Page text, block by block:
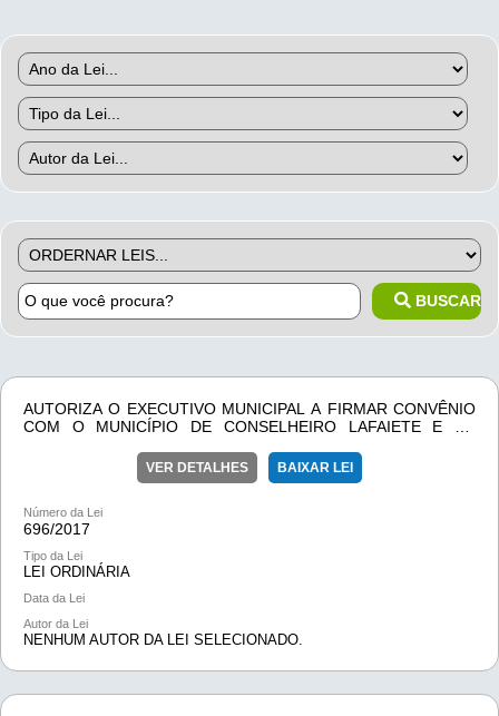
BUSCAR
AUTORIZA O EXECUTIVO MUNICIPAL A FIRMAR CONVÊNIO
COM O MUNICÍPIO DE CONSELHEIRO LAFAIETE E DÁ
VER DETALHES BAIXAR LEI
Número da Lei
696/2017
Tipo da Lei
LEI ORDINÁRIA
Data da Lei
Autor da Lei
NENHUM AUTOR DA LEI SELECIONADO.